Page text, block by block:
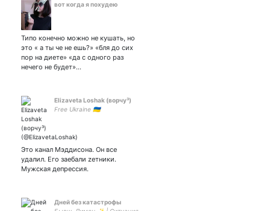
вот когда я похудею
Типо конечно можно не кушать, но
это « а ты че не ешь?» «бля до сих
пор на диете» «да с одного раз
нечего не будет»…
Elizaveta Loshak (ворчу³)
Free Ukraine 🇺🇦
Это канал Мэддисона. Он все
удалил. Его заебали zетники.
Мужская депрессия.
Дней без катастрофы